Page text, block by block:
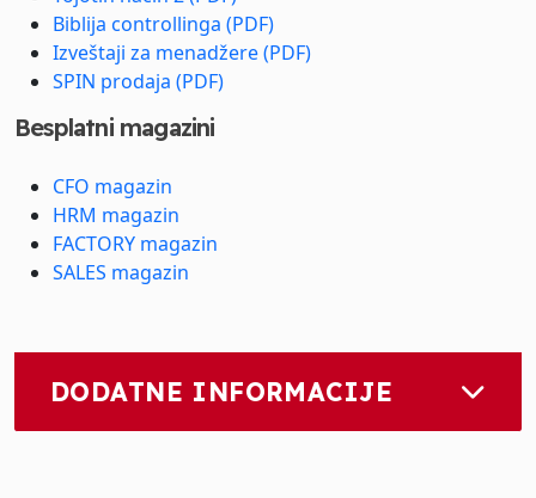
Biblija controllinga (PDF)
Izveštaji za menadžere (PDF)
SPIN prodaja (PDF)
Besplatni magazini
CFO magazin
HRM magazin
FACTORY magazin
SALES magazin
DODATNE INFORMACIJE